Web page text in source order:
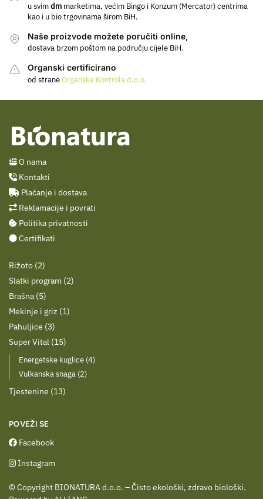
u svimdm marketima, većim Bingo i Konzum (Mercator) centrima
kao i u bio trgovinama širom BiH.
Naše proizvode možete poručiti online,
dostava brzom poštom na području cijele BiH.
Organski certificirano
od straneOrganska Kontrola d.o.o.
O nama
Kontakti
Plaćanje i dostava
Reklamacije i povrati
Politika privatnosti
Certifikati
Rižoto 2
Slatki program 2
Brašna 5
Mekinje i griz 1
Pahuljice 3
Super Vital 15
Energetske kuglice 4
Vulkanska snaga 2
Tjestenine 13
POVEŽI SE
Facebook
Instagram
© Copyright BIONATURA d.o.o. – Čisto ekološki, zdravo biološki.